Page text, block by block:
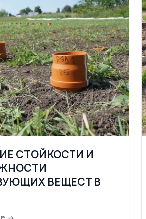
СТОЙКОСТИ И
ВЕЩЕСТ В